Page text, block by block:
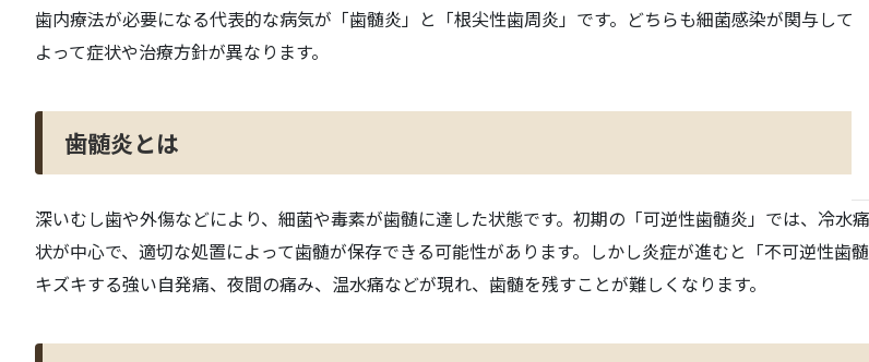
歯内療法が必要になる代表的な病気が「歯髄炎」と「根尖性歯周炎」です。どちらも細菌感染が関与してお
よって症状や治療方針が異なります。
歯髄炎とは
深いむし歯や外傷などにより、細菌や毒素が歯髄に達した状態です。初期の「可逆性歯髄炎」では、冷水
状が中心で、適切な処置によって歯髄が保存できる可能性があります。しかし炎症が進むと「不可逆性歯
キズキする強い自発痛、夜間の痛み、温水痛などが現れ、歯髄を残すことが難しくなります。